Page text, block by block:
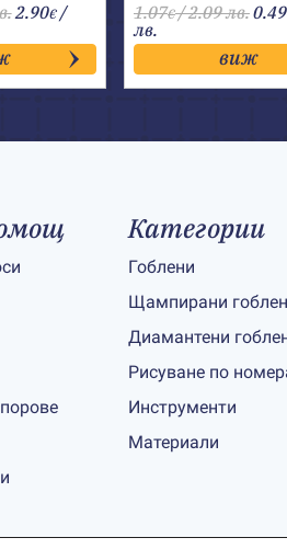
2.90€/
1.07€/ 2.09 лв.0.49
лв.
виж
Категории
Гоблени
Щампирани
Диамантени
Рисуване по
Инструменти
Материали